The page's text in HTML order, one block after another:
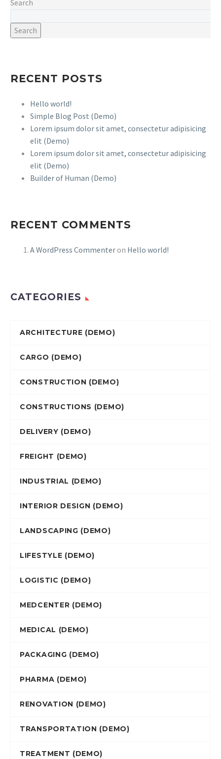
Nam nec tellus a odio
vitae erat consequat
auctor eu in elit.
Search
Search
RECENT POSTS
Hello world!
Simple Blog Post (Demo)
Lorem ipsum dolor sit amet, consectetur adipisicing
elit (Demo)
Lorem ipsum dolor sit amet, consectetur adipisicing
elit (Demo)
Builder of Human (Demo)
RECENT COMMENTS
A WordPress Commenteron Hello world!
CATEGORIES
ARCHITECTURE (DEMO)
CARGO (DEMO)
CONSTRUCTION (DEMO)
CONSTRUCTIONS (DEMO)
DELIVERY (DEMO)
FREIGHT (DEMO)
INDUSTRIAL (DEMO)
INTERIOR DESIGN (DEMO)
LANDSCAPING (DEMO)
LIFESTYLE (DEMO)
LOGISTIC (DEMO)
MEDCENTER (DEMO)
MEDICAL (DEMO)
PACKAGING (DEMO)
PHARMA (DEMO)
RENOVATION (DEMO)
TRANSPORTATION (DEMO)
TREATMENT (DEMO)